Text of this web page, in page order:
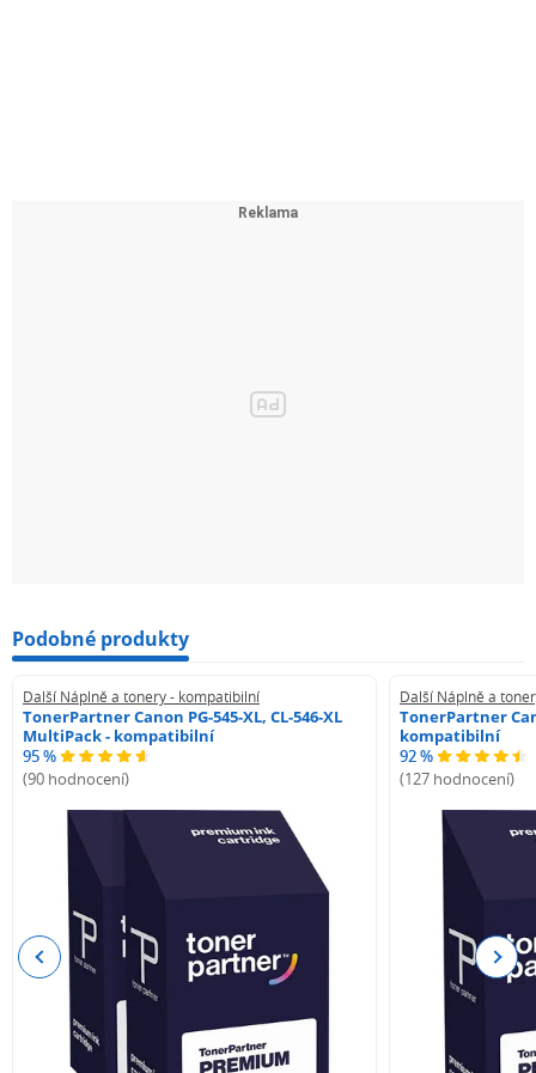
Podobné produkty
Další Náplně a tonery - kompatibilní
TonerPartner Canon PG-545-XL, CL-546-XL
MultiPack - kompatibilní
95 %
(90 hodnocení)
Další Náplně a
TonerPartner
kompatibilní
92 %
(127 hodnocení)
Previous Next